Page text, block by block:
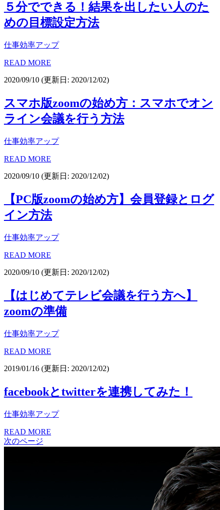
５分でできる！結果を出したい人のた
めの目標設定方法
仕事効率アップ
READ MORE
2020/09/10 (更新日: 2020/12/02)
スマホ版zoomの始め方：スマホでオン
ライン会議を行う方法
仕事効率アップ
READ MORE
2020/09/10 (更新日: 2020/12/02)
【PC版zoomの始め方】会員登録とログ
イン方法
仕事効率アップ
READ MORE
2020/09/10 (更新日: 2020/12/02)
【はじめてテレビ会議を行う方へ】
zoomの準備
仕事効率アップ
READ MORE
2019/01/16 (更新日: 2020/12/02)
facebookとtwitterを連携してみた！
仕事効率アップ
READ MORE
次のページ